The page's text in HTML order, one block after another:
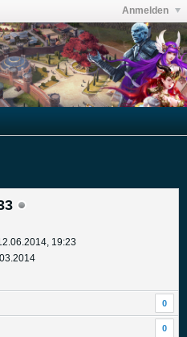
Anmelden
19:23
0
0